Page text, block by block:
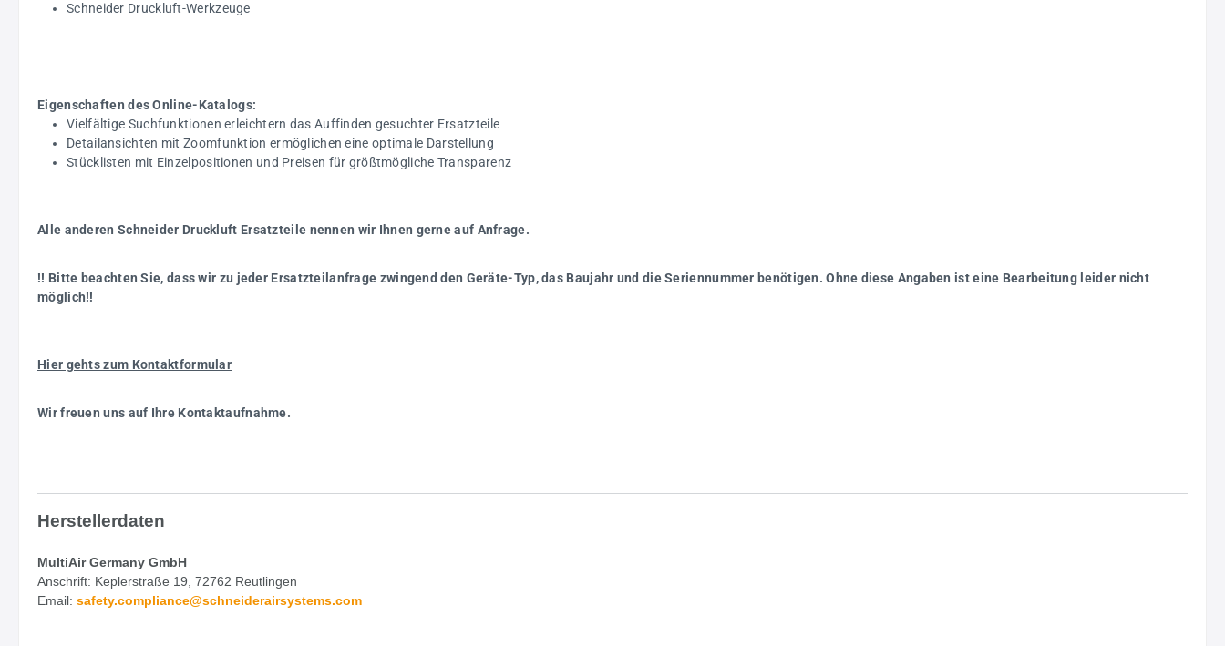
Schneider Druckluft-Werkzeuge
Eigenschaften des Online-Katalogs:
Vielfältige Suchfunktionen erleichtern das Auffinden gesuchter Ersatzteile
Detailansichten mit Zoomfunktion ermöglichen eine optimale Darstellung
Stücklisten mit Einzelpositionen und Preisen für größtmögliche Transparenz
Alle anderen Schneider Druckluft Ersatzteile nennen wir Ihnen gerne auf Anfrage.
!! Bitte beachten Sie, dass wir zu jeder Ersatzteilanfrage zwingend den Geräte-Typ, das Baujahr und die Seriennummer benötigen. Ohne diese Angaben ist eine Bearbeitung leider nicht
möglich!!
Hier gehts zum Kontaktformular
Wir freuen uns auf Ihre Kontaktaufnahme.
Herstellerdaten
MultiAir Germany GmbH
Anschrift: Keplerstraße 19, 72762 Reutlingen
Email: safety.compliance@schneiderairsystems.com